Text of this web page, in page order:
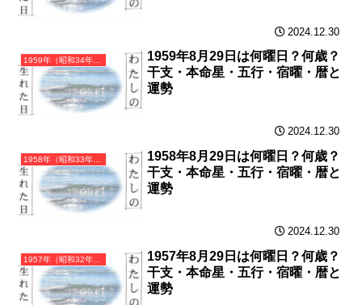
2024.12.30
1959年（昭和34年）己亥（つちのとい）・亥年（いのしし年）カレンダー（月曜はじまり）
1959年8月29日は何曜日？何歳？
干支・本命星・五行・宿曜・暦と
運勢
2024.12.30
1958年（昭和33年）戊戌（つちのえいぬ）・戌年（いぬ年）カレンダー（月曜はじまり）
1958年8月29日は何曜日？何歳？
干支・本命星・五行・宿曜・暦と
運勢
2024.12.30
1957年（昭和32年）丁酉（ひのととり）・酉年（とり年）カレンダー（月曜はじまり）
1957年8月29日は何曜日？何歳？
干支・本命星・五行・宿曜・暦と
運勢